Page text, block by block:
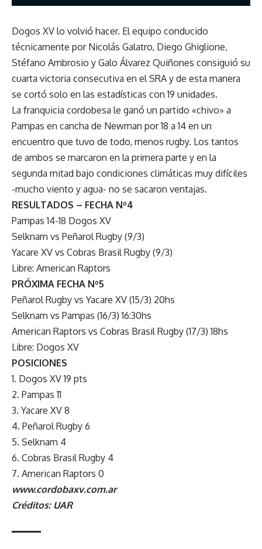
Dogos XV lo volvió hacer. El equipo conducido
técnicamente por Nicolás Galatro, Diego Ghiglione,
Stéfano Ambrosio y Galo Álvarez Quiñones consiguió su
cuarta victoria consecutiva en el SRA y de esta manera
se cortó solo en las estadísticas con 19 unidades.
La franquicia cordobesa le ganó un partido «chivo» a
Pampas en cancha de Newman por 18 a 14 en un
encuentro que tuvo de todo, menos rugby. Los tantos
de ambos se marcaron en la primera parte y en la
segunda mitad bajo condiciones climáticas muy difíciles
-mucho viento y agua- no se sacaron ventajas.
RESULTADOS – FECHA Nº4
Pampas 14-18 Dogos XV
Selknam vs Peñarol Rugby (9/3)
Yacare XV vs Cobras Brasil Rugby (9/3)
Libre: American Raptors
PRÓXIMA FECHA Nº5
Peñarol Rugby vs Yacare XV (15/3) 20hs
Selknam vs Pampas (16/3) 16:30hs
American Raptors vs Cobras Brasil Rugby (17/3) 18hs
Libre: Dogos XV
POSICIONES
1. Dogos XV 19 pts
2. Pampas 11
3. Yacare XV 8
4. Peñarol Rugby 6
5. Selknam 4
6. Cobras Brasil Rugby 4
7. American Raptors 0
www.cordobaxv.com.ar
Créditos: UAR